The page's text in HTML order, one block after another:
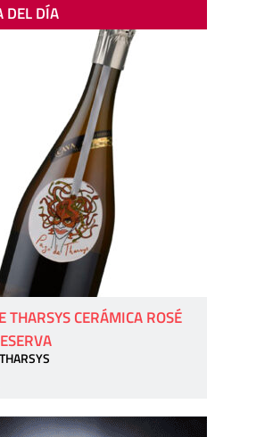
DEL DÍA
THARSYS CERÁMICA ROSÉ